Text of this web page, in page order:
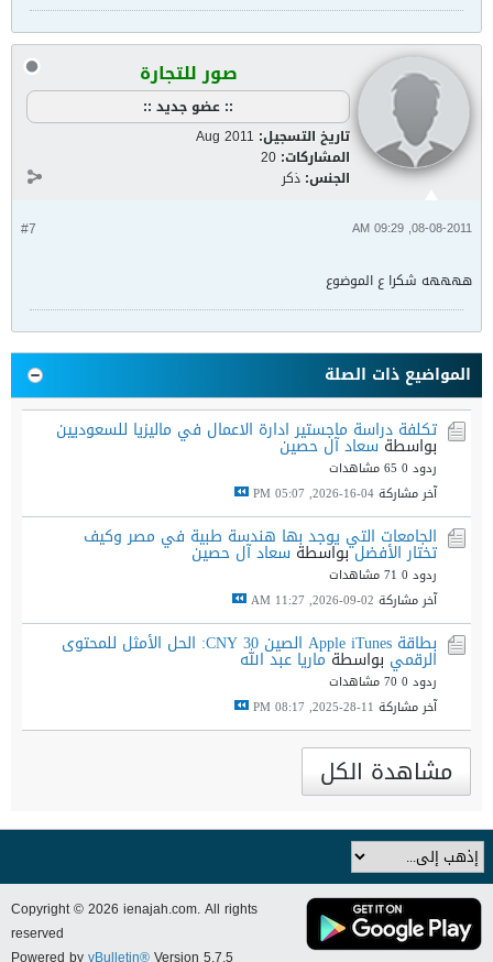
صور للتجارة
:: عضو جديد ::
تاريخ التسجيل: Aug 2011
المشاركات: 20
الجنس: ذكر
#7 08-08-2011, 09:29 AM
ههههه شكرا ع الموضوع
المواضيع ذات الصلة
تكلفة دراسة ماجستير ادارة الاعمال في ماليزيا للسعوديين
بواسطةسعاد آل حصين
ردود 0
65 مشاهدات
آخر مشاركة04-16-2026, 05:07 PM
الجامعات التي يوجد بها هندسة طبية في مصر وكيف
تختار الأفضلبواسطة سعاد آل حصين
ردود 0
71 مشاهدات
آخر مشاركة 02-09-2026, 11:27 AM
بطاقة Apple iTunes الصين 30 CNY: الحل الأمثل للمحتوى
الرقمي بواسطةماريا عبد الله
ردود 0
70 مشاهدات
آخر مشاركة 11-28-2025, 08:17 PM
مشاهدة الكل
Copyright © 2026 ienajah.com. All rights
reserved